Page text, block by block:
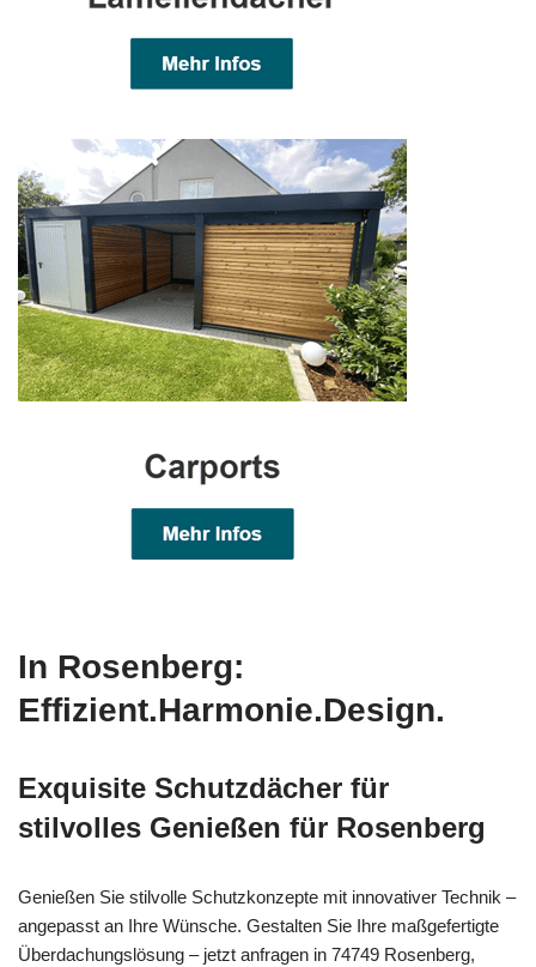
In Rosenberg:
Effizient.Harmonie.Design.
Exquisite Schutzdächer für
stilvolles Genießen für Rosenberg
Genießen Sie stilvolle Schutzkonzepte mit innovativer Technik –
angepasst an Ihre Wünsche. Gestalten Sie Ihre maßgefertigte
Überdachungslösung – jetzt anfragen in 74749 Rosenberg,